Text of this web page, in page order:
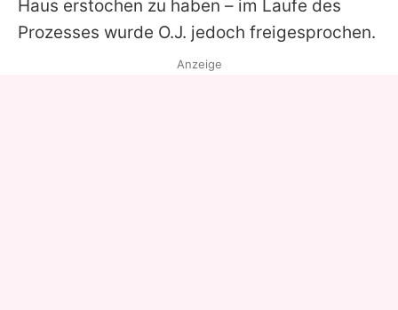
Haus erstochen zu haben – im Laufe des
Prozesses wurde O.J. jedoch freigesprochen.
Anzeige